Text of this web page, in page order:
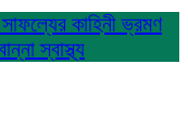
সাফল্যের কাহিনীভ্রমণ
স্বাস্থ্য